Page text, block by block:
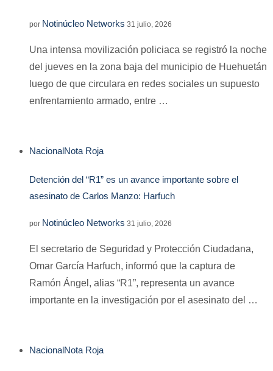
por Notinúcleo Networks 31 julio, 2026
Una intensa movilización policiaca se registró la noche
del jueves en la zona baja del municipio de Huehuetán
luego de que circulara en redes sociales un supuesto
enfrentamiento armado, entre …
NacionalNota Roja
Detención del “R1” es un avance importante sobre el
asesinato de Carlos Manzo: Harfuch
por Notinúcleo Networks 31 julio, 2026
El secretario de Seguridad y Protección Ciudadana,
Omar García Harfuch, informó que la captura de
Ramón Ángel, alias “R1”, representa un avance
importante en la investigación por el asesinato del …
NacionalNota Roja